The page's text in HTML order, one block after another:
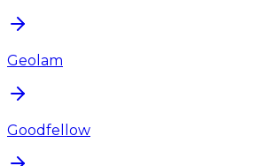
Geolam
Goodfellow